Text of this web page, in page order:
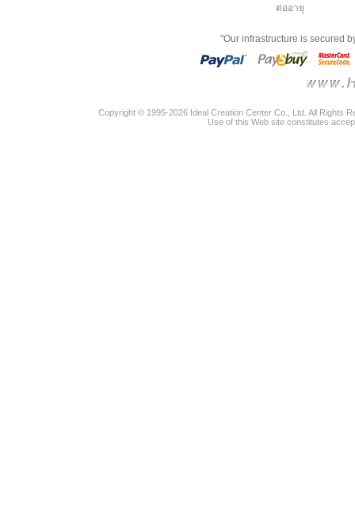
ต่ออายุ
"Our infrastructure is secured
Copyright © 1995-2026 Ideal Creation Center Co., Ltd. All Rights
Use of this Web site constitutes